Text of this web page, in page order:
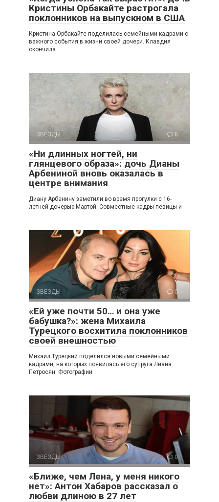
Кристины Орбакайте растрогала
поклонников на выпускном в США
Кристина Орбакайте поделилась семейными кадрами с
важного события в жизни своей дочери. Клавдия
окончила
ЗВЕЗДЫ 0
«Ни длинных ногтей, ни
глянцевого образа»: дочь Дианы
Арбениной вновь оказалась в
центре внимания
Диану Арбенину заметили во время прогулки с 16-
летней дочерью Мартой. Совместные кадры певицы и
ЗВЕЗДЫ 0
«Ей уже почти 50… и она уже
бабушка?»: жена Михаила
Турецкого восхитила поклонников
своей внешностью
Михаил Турецкий поделился новыми семейными
кадрами, на которых появилась его супруга Лиана
Петросян. Фотографии
ЗВЕЗДЫ 0
«Ближе, чем Лена, у меня никого
нет»: Антон Хабаров рассказал о
любви длиною в 27 лет